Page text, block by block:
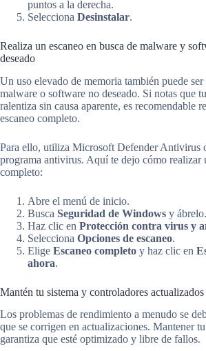
puntos a la derecha.
Selecciona Desinstalar.
Realiza un escaneo en busca de malware y
deseado
Un uso elevado de memoria también puede
malware o software no deseado. Si notas que
ralentiza sin causa aparente, es recomendable
escaneo completo.
Para ello, utiliza Microsoft Defender Antivirus
programa antivirus. Aquí te dejo cómo realizar
completo:
Abre el menú de inicio.
Busca Seguridad de Windows y ábrelo.
Haz clic en Protección contra virus y
Selecciona Opciones de escaneo.
Elige Escaneo completo y haz clic en
ahora.
Mantén tu sistema y controladores actualizados
Los problemas de rendimiento a menudo se
que se corrigen en actualizaciones. Mantener
garantiza que esté optimizado y libre de fallos.